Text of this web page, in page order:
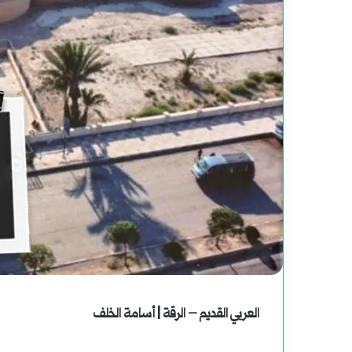
العربي القديم – الرقة | أسامة الخلف